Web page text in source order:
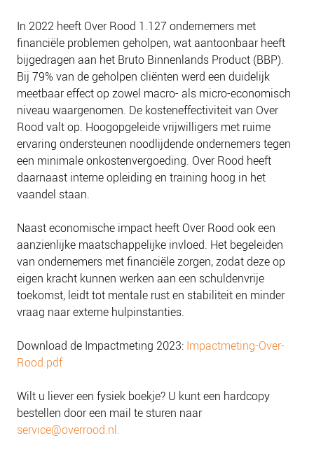
In 2022 heeft Over Rood 1.127 ondernemers met
financiële problemen geholpen, wat aantoonbaar heeft
bijgedragen aan het Bruto Binnenlands Product (BBP).
Bij 79% van de geholpen cliënten werd een duidelijk
meetbaar effect op zowel macro- als micro-economisch
niveau waargenomen. De kosteneffectiviteit van Over
Rood valt op. Hoogopgeleide vrijwilligers met ruime
ervaring ondersteunen noodlijdende ondernemers tegen
een minimale onkostenvergoeding. Over Rood heeft
daarnaast interne opleiding en training hoog in het
vaandel staan.
Naast economische impact heeft Over Rood ook een
aanzienlijke maatschappelijke invloed. Het begeleiden
van ondernemers met financiële zorgen, zodat deze op
eigen kracht kunnen werken aan een schuldenvrije
toekomst, leidt tot mentale rust en stabiliteit en minder
vraag naar externe hulpinstanties.
Download de Impactmeting 2023: Impactmeting-Over-
Rood.pdf
Wilt u liever een fysiek boekje? U kunt een hardcopy
bestellen door een mail te sturen naar
service@overrood.nl.